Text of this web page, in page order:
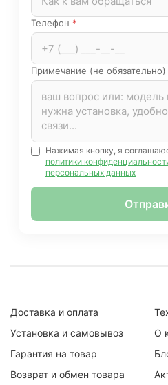
Телефон *
Примечание (не обязательно)
Нажимая кнопку, я
политики
персональных данных
Доставка и оплата
Установка и самовывоз
Гарантия на товар
Возврат и обмен товара
О